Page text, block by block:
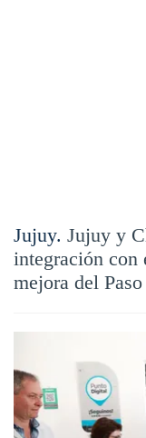
Jujuy. Jujuy y
integración con
mejora del